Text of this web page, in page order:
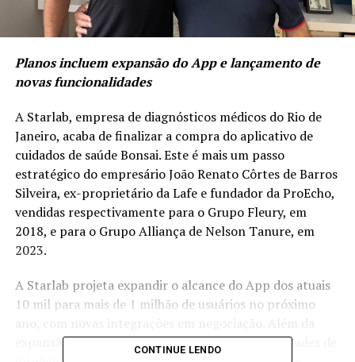
Planos incluem expansão do App e lançamento de
novas funcionalidades
A Starlab, empresa de diagnósticos médicos do Rio de
Janeiro, acaba de finalizar a compra do aplicativo de
cuidados de saúde Bonsai. Este é mais um passo
estratégico do empresário João Renato Côrtes de Barros
Silveira, ex-proprietário da Lafe e fundador da ProEcho,
vendidas respectivamente para o Grupo Fleury, em
2018, e para o Grupo Alliança de Nelson Tanure, em
2023.
A Starlab projeta expandir o alcance do App dos atuais
10 mil para mais de 1 milhão de usuários no próximo
expansão, os planos incluem agregar funcionalidades de
CONTINUE LENDO